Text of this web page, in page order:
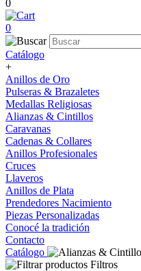
0
0
Catálogo
+
Anillos de Oro
Pulseras & Brazaletes
Medallas Religiosas
Alianzas & Cintillos
Caravanas
Cadenas & Collares
Anillos Profesionales
Cruces
Llaveros
Anillos de Plata
Prendedores Nacimiento
Piezas Personalizadas
Conocé la tradición
Contacto
Catálogo
Filtros